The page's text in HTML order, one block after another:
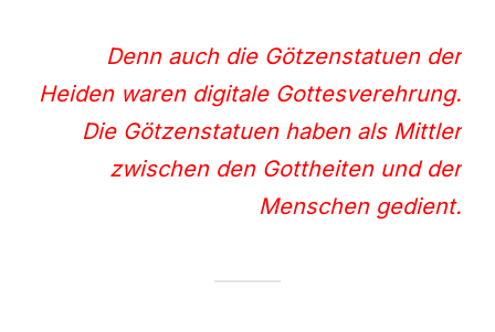
Denn auch die Götzenstatuen der
Heiden waren digitale Gottesverehrung.
Die Götzenstatuen haben als Mittler
zwischen den Gottheiten und der
Menschen gedient.